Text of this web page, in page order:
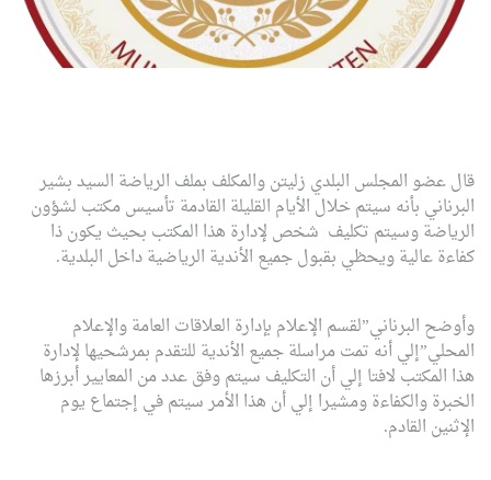
قال عضو المجلس البلدي زليتن والمكلف بملف الرياضة السيد بشير
البرناني بأنه سيتم خلال الأيام القليلة القادمة تأسيس مكتب لشؤون
الرياضة وسيتم تكليف شخص لإدارة هذا المكتب بحيث يكون ذا
كفاءة عالية ويحظي بقبول جميع الأندية الرياضية داخل البلدية.
وأوضح البرناني”لقسم الإعلام بإدارة العلاقات العامة والإعلام
المحلي”إلي أنه تمت مراسلة جميع الأندية للتقدم بمرشحيها لإدارة
هذا المكتب لافتا إلي أن التكليف سيتم وفق عدد من المعايير أبرزها
الخبرة والكفاءة ومشيرا إلي أن هذا الأمر سيتم في إجتماع يوم
الإثنين القادم.